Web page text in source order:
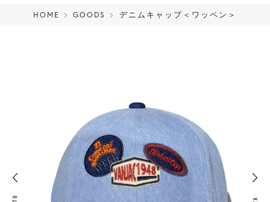
HOME GOODS デニムキャップ＜ワッペン＞